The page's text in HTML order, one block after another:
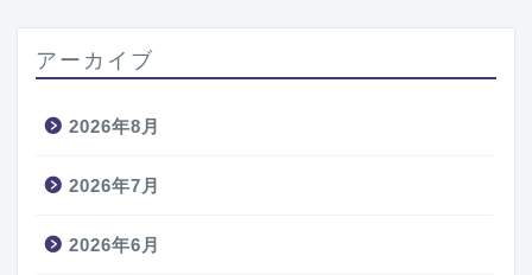
アーカイブ
2026年8月
2026年7月
2026年6月